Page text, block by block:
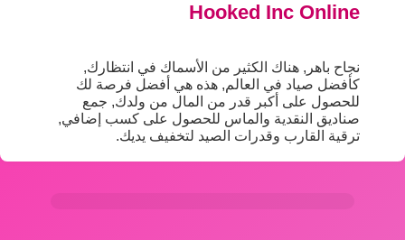
Hooked Inc Online
نجاح باهر, هناك الكثير من الأسماك في انتظارك,
كأفضل صياد في العالم, هذه هي أفضل فرصة لك
للحصول على أكبر قدر من المال من ولدك, جمع
صناديق النقدية والماس للحصول على كسب إضافي,
ترقية القارب وقدرات الصيد لتخفيف يديك.